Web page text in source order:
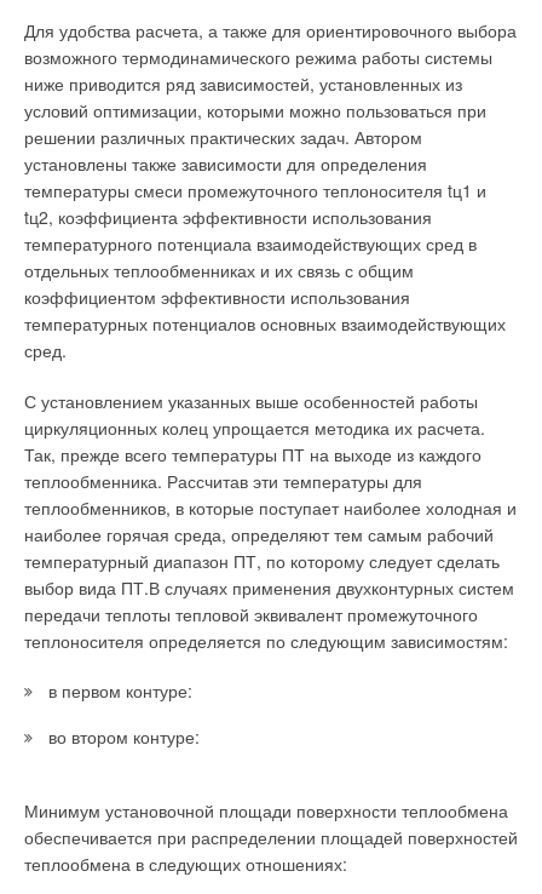
Для удобства расчета, а также для ориентировочного выбора
возможного термодинамического режима работы системы
ниже приводится ряд зависимостей, установленных из
условий оптимизации, которыми можно пользоваться при
решении различных практических задач. Автором
установлены также зависимости для определения
температуры смеси промежуточного теплоносителя tц1 и
tц2, коэффициента эффективности использования
температурного потенциала взаимодействующих сред в
отдельных теплообменниках и их связь с общим
коэффициентом эффективности использования
температурных потенциалов основных взаимодействующих
сред.
С установлением указанных выше особенностей работы
циркуляционных колец упрощается методика их расчета.
Так, прежде всего температуры ПТ на выходе из каждого
теплообменника. Рассчитав эти температуры для
теплообменников, в которые поступает наиболее холодная и
наиболее горячая среда, определяют тем самым рабочий
температурный диапазон ПТ, по которому следует сделать
выбор вида ПТ.В случаях применения двухконтурных систем
передачи теплоты тепловой эквивалент промежуточного
теплоносителя определяется по следующим зависимостям:
в первом контуре:
во втором контуре:
Минимум установочной площади поверхности теплообмена
обеспечивается при распределении площадей поверхностей
теплообмена в следующих отношениях:
Ветер существенно влияет на температуру помещения
особенно в высотных зданиях, расположенных на открытых
территориях. Алгоритм коррекции температуры воды на
отопление, учитывающий влияние ветра, обеспечивает до
10 % экономии тепловой энергии.
Ограничение температуры обратной воды
Все описанные выше виды управления косвенно влияют на
снижение температуры обратной воды. Эта температура
является главным показателем экономичной работы
системы теплоснабжения. При различных режимах работы
ИТП температура обратной воды может быть снижена при
ограничения влекут за собой отклонения от комфортных
условий, и их применение должно иметь технико-
экономическое обоснование.
В независимых схемах подключения контура отопления при
экономичной работе теплообменника разность температур
обратной воды первичного контура и контура отопления не
должна превышать 5 °С. Экономичность обеспечивается
функцией динамического ограничения температуры
обратной воды (DRT — differential of return temperature): при
обратной воды первичного контура и контура отопления
контуре.
При этом снижается и пиковая нагрузка (рис. 1).Функция
статического ограничения температуры обратной воды
используется, если отопительные приборы в контуре
отопления оборудованы термостатическими регуляторами
Уведомления отключены
Комментарии
В этой теме еще нет комментариев
Добавить комментарий
Ваше имя *
Текст комментария